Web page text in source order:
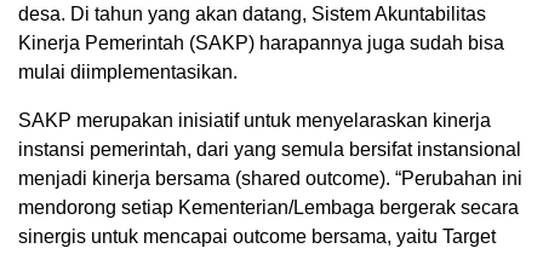
desa. Di tahun yang akan datang, Sistem Akuntabilitas
Kinerja Pemerintah (SAKP) harapannya juga sudah bisa
mulai diimplementasikan.
SAKP merupakan inisiatif untuk menyelaraskan kinerja
instansi pemerintah, dari yang semula bersifat instansional
menjadi kinerja bersama (shared outcome). “Perubahan ini
mendorong setiap Kementerian/Lembaga bergerak secara
sinergis untuk mencapai outcome bersama, yaitu Target